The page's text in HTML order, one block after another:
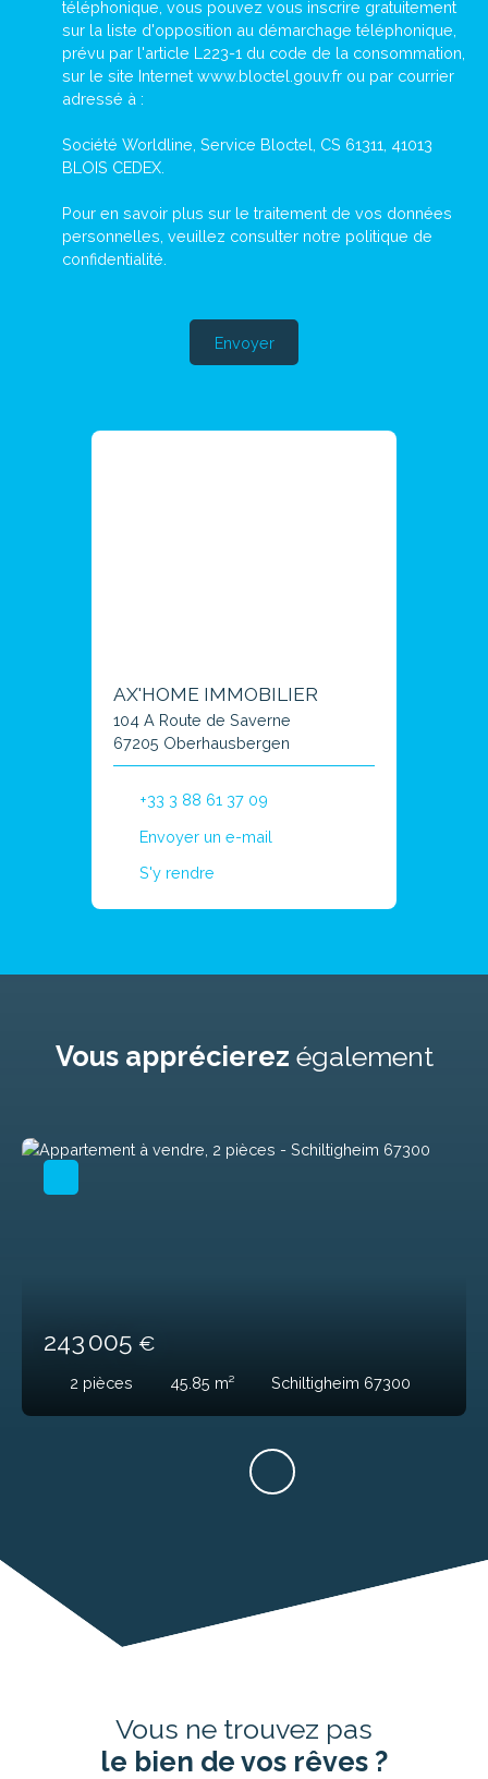
téléphonique, vous pouvez vous inscrire gratuitement
sur la liste d'opposition au démarchage téléphonique,
prévu par l'article L223-1 du code de la consommation,
sur le site Internet www.bloctel.gouv.fr ou par courrier
adressé à :
Société Worldline, Service Bloctel, CS 61311, 41013
BLOIS CEDEX.
Pour en savoir plus sur le traitement de vos données
personnelles, veuillez consulter notre politique de
confidentialité
Envoyer
AX'HOME IMMOBILIER
104 A Route de Saverne
67205 Oberhausbergen
+33 3 88 61 37 09
Envoyer un e-mail
S'y rendre
Vous apprécierez également
243 005 €
2 pièces 45.85 m² Schiltigheim 67300
Vous ne trouvez pas
le bien de vos rêves ?